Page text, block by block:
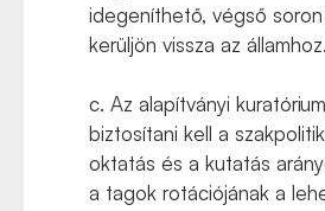
idegeníthető, végső
kerüljön vissza az államhoz.
c. Az alapítványi
biztosítani kell a
oktatás és a kutatás
a tagok rotációjának a